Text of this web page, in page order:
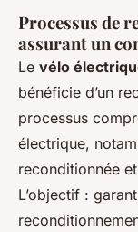
Processus de
assurant un
Le vélo
bénéficie d’un
processus
électrique,
reconditionnée
L’objectif :